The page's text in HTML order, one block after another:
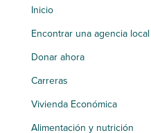
Inicio
Encontrar una agencia local
Donar ahora
Carreras
Vivienda Económica
Alimentación y nutrición